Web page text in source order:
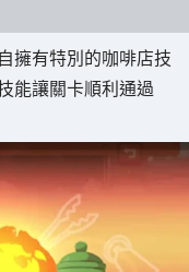
擁有特別的咖啡店技
能讓關卡順利通過